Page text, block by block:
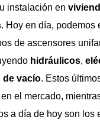
instalación en
. Hoy en día, podemos
de ascensores
hidráulicos,
de vacío. Estos
el mercado,
a día de hoy son los